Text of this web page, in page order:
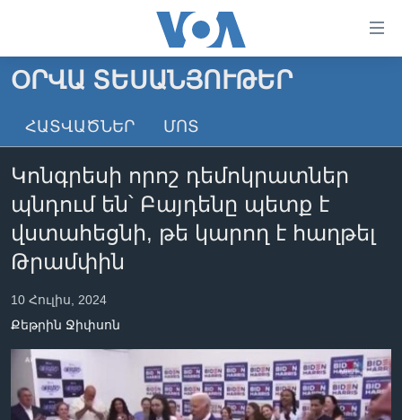
անցնել
հիմնական
անցնել
բովանդակությանը
հիմնական
բովանդակություն
ԳԼԽԱՎՈՐ ԷՋ
ԼՈՒՐԵՐ
ՏԵՍԱՆՅՈՒԹԵՐ
ՖԻԼՄԵՐ
ՖԻԼՄԵՐ
ՄԵՐ ՄԱՍԻՆ
«ԱՄԵՐԻԿԱՅԻ ՁԱՅՆ»-Ի ԿԱՆՈՆԱԴՐՈՒԹՅՈՒՆ
ԿԱՊ ՄԵԶ ՀԵՏ
Learning English
ՀԵՏԵՒԵՔ ՄԵԶ
ՕՐՎԱ ՏԵՍԱՆՅՈՒԹԵՐ
ՀԱՏՎԱԾՆԵՐ ՄՈՏ
Կոնգրեսի որոշ դեմոկրատներ
պնդում են՝ Բայդենը պետք է
վստահեցնի, թե կարող է հաղթել
Թրամփին
10 Հուլիս, 2024
Քեթրին Ջիփսոն